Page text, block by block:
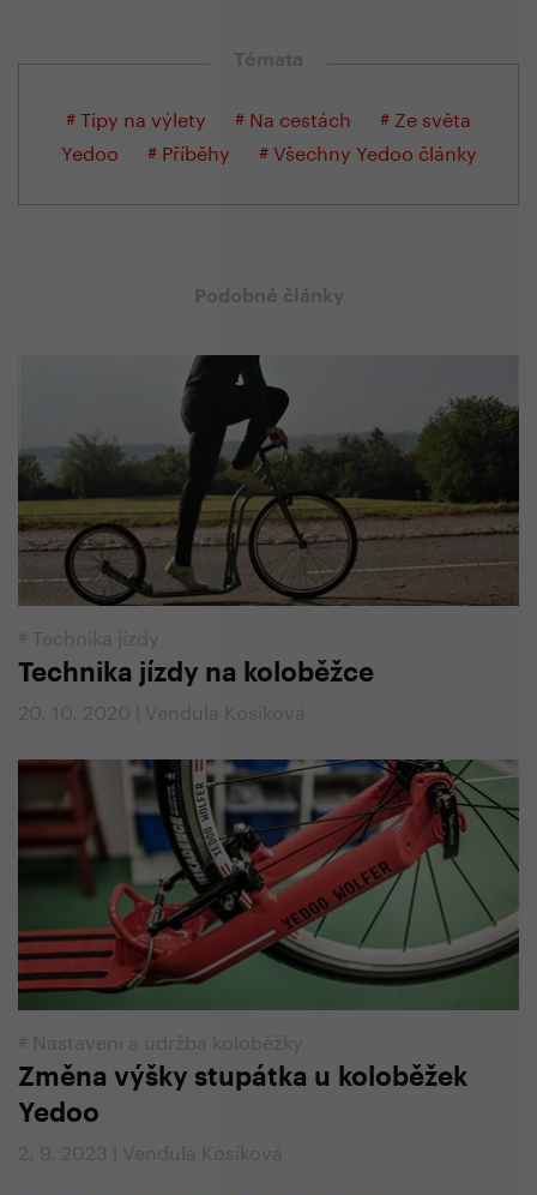
Témata
# Tipy na výlety # Na cestách
# Ze světa
Yedoo
# Příběhy # Všechny Yedoo články
Podobné články
# Technika jízdy
Technika jízdy na koloběžce
20. 10. 2020 | Vendula Kosíková
# Nastavení a údržba koloběžky
Změna výšky stupátka u koloběžek
Yedoo
2. 9. 2023 | Vendula Kosíková